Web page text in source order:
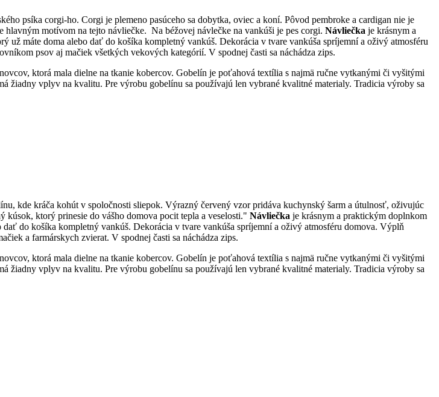
psíka corgi-ho. Corgi je plemeno pasúceho sa dobytka, oviec a koní. Pôvod pembroke a cardigan nie je
motívom na tejto návliečke. Na béžovej návlečke na vankúši je pes corgi. Návliečka je krásnym a
máte doma alebo dať do košíka kompletný vankúš. Dekorácia v tvare vankúša spríjemní a oživý atmosféru
psov aj mačiek všetkých vekových kategórií. V spodnej časti sa náchádza zips.
ktorá mala dielne na tkanie kobercov. Gobelín je poťahová textília s najmä ručne vytkanými či vyšitými
žiadny vplyv na kvalitu. Pre výrobu gobelínu sa používajú len vybrané kvalitné materialy. Tradicia výroby sa
kde kráča kohút v spoločnosti sliepok. Výrazný červený vzor pridáva kuchynský šarm a útulnosť, oživujúc
ktorý prinesie do vášho domova pocit tepla a veselosti." Návliečka je krásnym a praktickým doplnkom
do košíka kompletný vankúš. Dekorácia v tvare vankúša spríjemní a oživý atmosféru domova. Výplň
a farmárskych zvierat. V spodnej časti sa náchádza zips.
ktorá mala dielne na tkanie kobercov. Gobelín je poťahová textília s najmä ručne vytkanými či vyšitými
žiadny vplyv na kvalitu. Pre výrobu gobelínu sa používajú len vybrané kvalitné materialy. Tradicia výroby sa